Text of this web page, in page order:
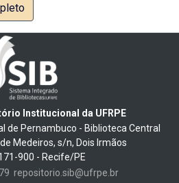
Institucional da UFRPE
de Pernambuco - Biblioteca Central
Medeiros, s/n, Dois Irmãos
900 - Recife/PE
repositorio.sib@ufrpe.br